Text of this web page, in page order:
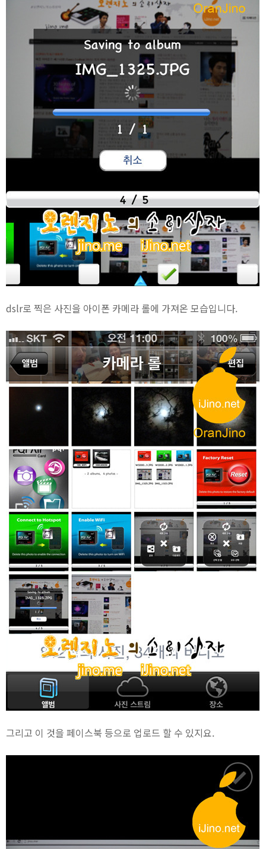
dslr로 찍은 사진을 아이폰 카메라 롤에 가져온 모습입니다.
그리고 이 것을 페이스북 등으로 업로드 할 수 있지요.